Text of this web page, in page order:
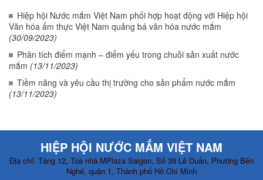
Hiệp hội Nước mắm Việt Nam phối hợp hoạt động với Hiệp hội
Văn hóa ẩm thực Việt Nam quảng bá văn hóa nước mắm
(30/09/2023)
Phân tích điểm mạnh – điểm yếu trong chuỗi sản xuất nước
mắm (13/11/2023)
Tiềm năng và yêu cầu thị trường cho sản phẩm nước mắm
(13/11/2023)
HIỆP HỘI NƯỚC MẮM VIỆT NAM
Địa chỉ: Tầng 12, Toà nhà MPlaza Saigon, Số 39 Lê Duẩn, Phường Bến
Nghé, quận 1, Thành phố Hồ Chí Minh